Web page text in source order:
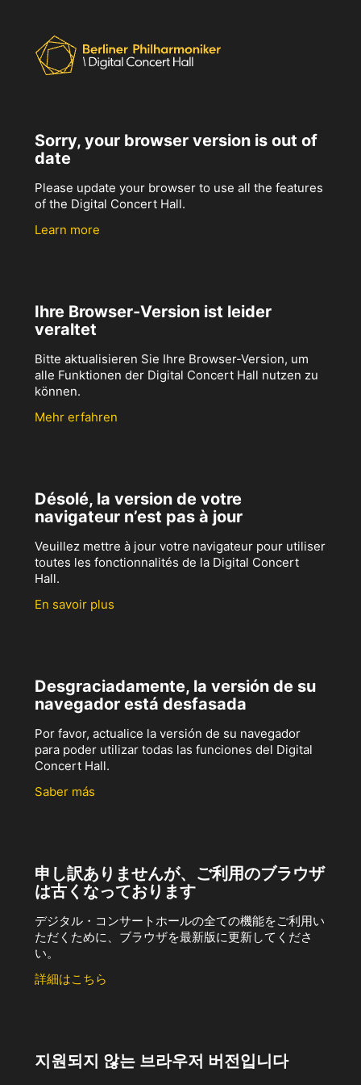
Sorry, your browser version is out of
date
Please update your browser to use all the features
of the Digital Concert Hall.
Learn more
Ihre Browser-Version ist leider
veraltet
Bitte aktualisieren Sie Ihre Browser-Version, um
alle Funktionen der Digital Concert Hall nutzen zu
können.
Mehr erfahren
Désolé, la version de votre
navigateur n’est pas à jour
Veuillez mettre à jour votre navigateur pour utiliser
toutes les fonctionnalités de la Digital Concert
Hall.
En savoir plus
Desgraciadamente, la versión de su
navegador está desfasada
Por favor, actualice la versión de su navegador
para poder utilizar todas las funciones del Digital
Concert Hall.
Saber más
申し訳ありませんが、ご利用のブラウザ
は古くなっております
デジタル・コンサートホールの全ての機能をご利用い
ただくために、ブラウザを最新版に更新してくださ
い。
詳細はこちら
지원되지 않는 브라우저 버전입니다